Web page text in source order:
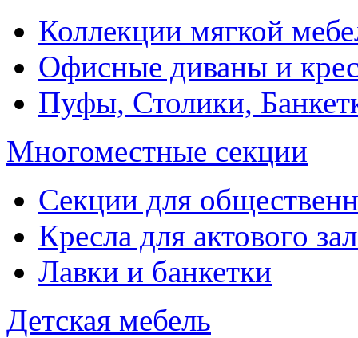
Коллекции мягкой
Офисные диваны и
Пуфы, Столики,
Многоместные секции
Секции для
Кресла для актового
Лавки и банкетки
Детская мебель